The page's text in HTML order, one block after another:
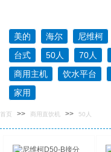
美的 海尔 尼维柯
台式
50人 70人
商用主机
饮水平台
家用
首页 >> 商用直饮机 >> 50人